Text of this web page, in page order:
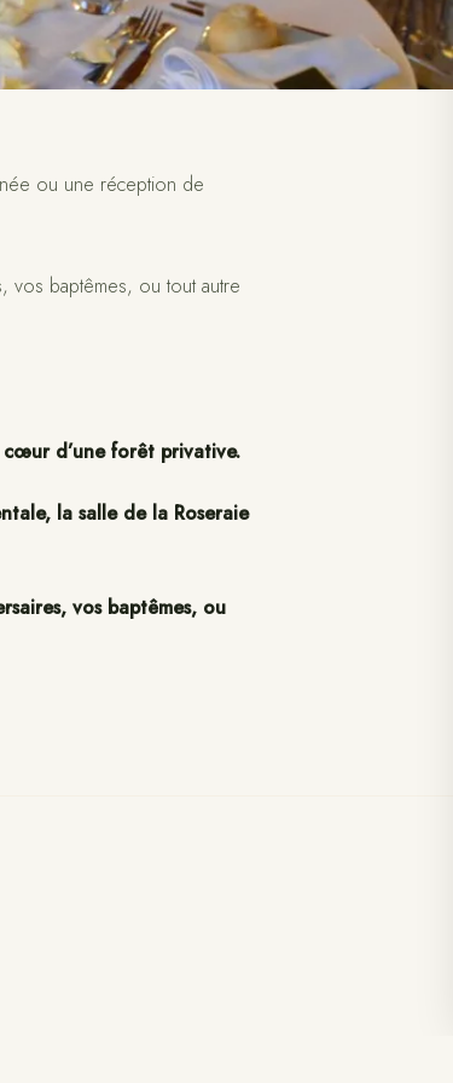
ou une réception de
vos baptêmes, ou tout autre
cœur d’une forêt privative.
la salle de la Roseraie
vos baptêmes, ou